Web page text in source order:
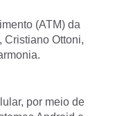
(ATM) da
Cristiano Ottoni,
por meio de